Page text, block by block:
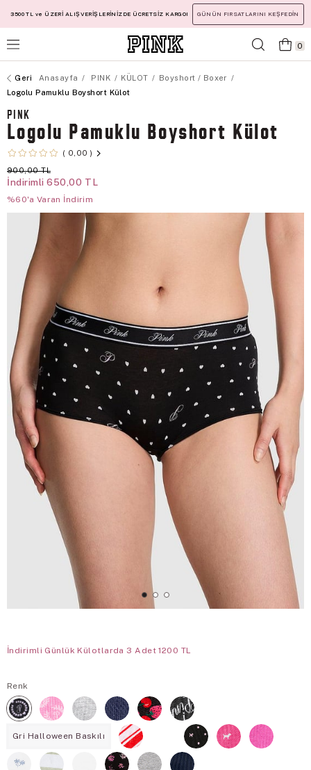
3500 TL ve ÜZERİ ALIŞVERİŞLERİNİZDE ÜCRETSİZ KARGO! GÜNÜN FIRSATLARINI KEŞFEDİN
0
Anasayfa PINK KÜLOT
Boyshort / Boxer
Logolu Pamuklu Boyshort Külot
PINK
Logolu Pamuklu Boyshort Külot
0,00
900,00 TL
İndirimli 650,00 TL
%60'a Varan İndirim
İndirimli Günlük Külotlarda 3 Adet 1200 TL
Renk
Gri Halloween Baskılı